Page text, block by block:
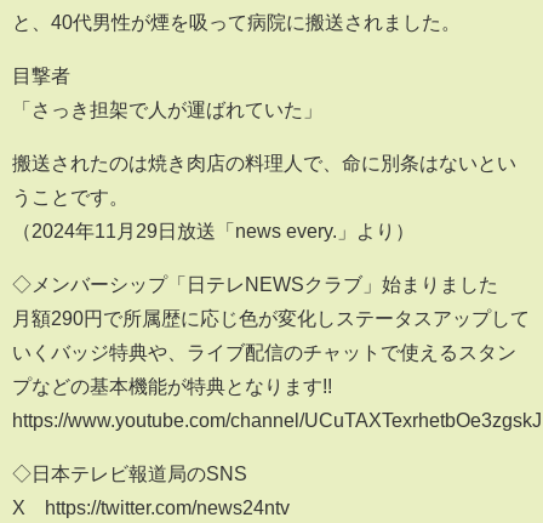
と、40代男性が煙を吸って病院に搬送されました。
目撃者
「さっき担架で人が運ばれていた」
搬送されたのは焼き肉店の料理人で、命に別条はないとい
うことです。
（2024年11月29日放送「news every.」より）
◇メンバーシップ「日テレNEWSクラブ」始まりました
月額290円で所属歴に応じ色が変化しステータスアップして
いくバッジ特典や、ライブ配信のチャットで使えるスタン
プなどの基本機能が特典となります!!
https://www.youtube.com/channel/
◇日本テレビ報道局のSNS
X https://twitter.com/news24ntv